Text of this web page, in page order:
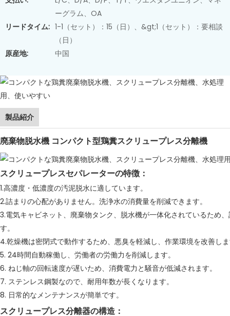
ーグラム、OA
リードタイム: 1-1（セット）：15（日）、&gt;1（セット）：要相談
（日）
原産地:
中国
製品紹介
廃棄物脱水機 コンパクト型鶏糞スクリュープレス分離機
スクリュープレスセパレーターの特徴：
1.高濃度・低濃度の汚泥脱水に適しています。
2.詰まりの心配がありません。洗浄水の消費量を削減できます。
3.電気キャビネット、廃棄物タンク、脱水機が一体化されているため
す。
4.乾燥機は密閉式で動作するため、悪臭を軽減し、作業環境を改善し
5. 24時間自動稼働し、労働者の労働力を削減します。
6. ねじ軸の回転速度が遅いため、消費電力と騒音が低減されます。
7. ステンレス鋼製なので、耐用年数が長くなります。
8. 日常的なメンテナンスが簡単です。
スクリュープレス分離器の構造：